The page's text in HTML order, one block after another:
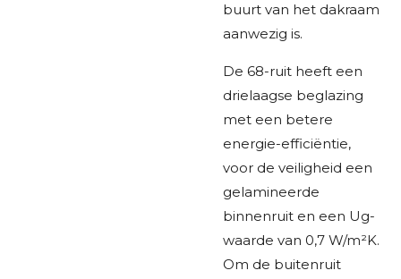
buurt van het dakraam
aanwezig is.
De 68-ruit heeft een
drielaagse beglazing
met een betere
energie-efficiëntie,
voor de veiligheid een
gelamineerde
binnenruit en een Ug-
waarde van 0,7 W/m²K.
Om de buitenruit